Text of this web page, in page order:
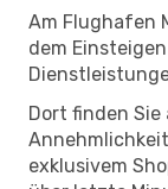
Am Flughafen
dem
Dort finden
exklusivem